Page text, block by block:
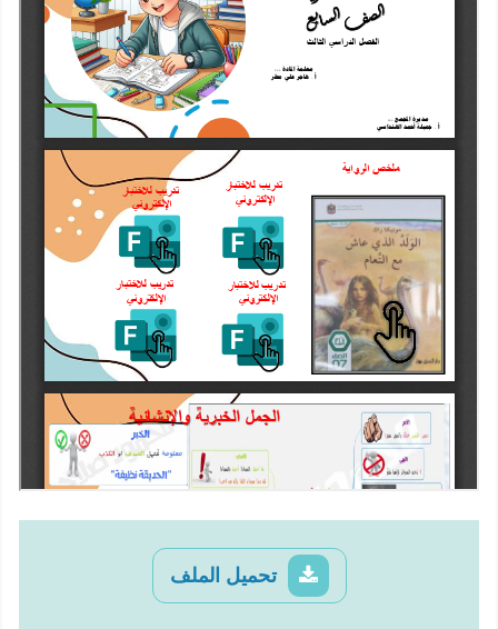
تحميل الملف